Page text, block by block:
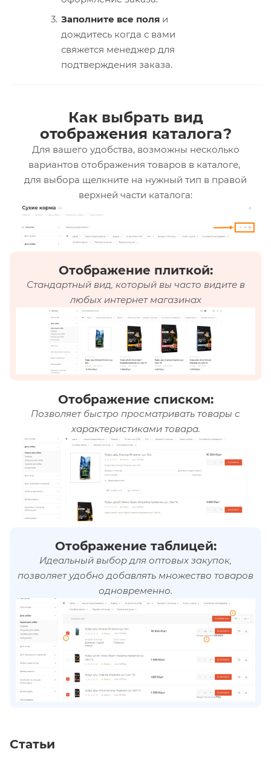
Заполните все поля и
дождитесь когда с вами
свяжется менеджер для
подтверждения заказа.
Как выбрать вид
отображения каталога?
Для вашего удобства, возможны несколько
вариантов отображения товаров в каталоге,
для выбора щелкните на нужный тип в правой
верхней части каталога:
Отображение плиткой:
Стандартный вид, который вы часто видите в
любых интернет магазинах
Отображение списком:
Позволяет быстро просматривать товары с
характеристиками товара.
Отображение таблицей:
Идеальный выбор для оптовых закупок,
позволяет удобно добавлять множество товаров
одновременно.
Статьи